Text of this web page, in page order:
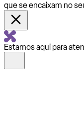
que se encaixam no
Estamos aqui para